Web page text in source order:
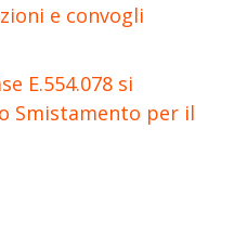
e convogli
E.554.078 si
Smistamento per il